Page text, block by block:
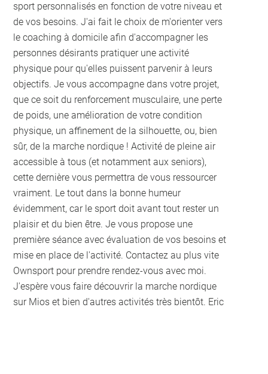
sport personnalisés en fonction de votre niveau et
de vos besoins. J'ai fait le choix de m'orienter vers
le coaching à domicile afin d'accompagner les
personnes désirants pratiquer une activité
physique pour qu'elles puissent parvenir à leurs
objectifs. Je vous accompagne dans votre projet,
que ce soit du renforcement musculaire, une perte
de poids, une amélioration de votre condition
physique, un affinement de la silhouette, ou, bien
sûr, de la marche nordique ! Activité de pleine air
accessible à tous (et notamment aux seniors),
cette dernière vous permettra de vous ressourcer
vraiment. Le tout dans la bonne humeur
évidemment, car le sport doit avant tout rester un
plaisir et du bien être. Je vous propose une
première séance avec évaluation de vos besoins et
mise en place de l'activité. Contactez au plus vite
Ownsport pour prendre rendez-vous avec moi.
J'espère vous faire découvrir la marche nordique
sur Mios et bien d'autres activités très bientôt. Eric